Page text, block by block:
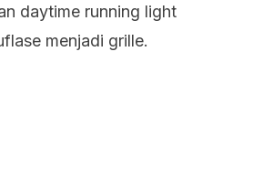
daytime running light
menjadi grille.